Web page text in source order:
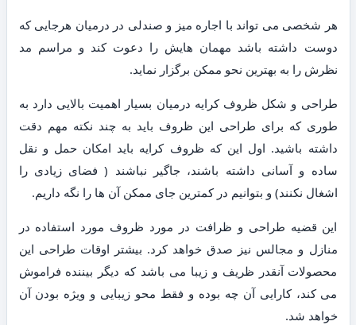
هر شخصی می تواند با اجاره میز و صندلی در درمیان هرجایی که
دوست داشته باشد مهمان هایش را دعوت کند و مراسم مد
نظرش را به بهترین نحو ممکن برگزار نماید.
طراحی و شکل ظروف کرایه درمیان بسیار اهمیت بالایی دارد به
طوری که برای طراحی این ظروف باید به چند نکته مهم دقت
داشته باشید. اول این که ظروف کرایه باید امکان حمل و نقل
ساده و آسانی داشته باشند، جاگیر نباشند ( فضای زیادی را
اشغال نکنند) و بتوانیم در کمترین جای ممکن آن ها را نگه داریم.
این قضیه طراحی و ظرافت در مورد ظروف مورد استفاده در
منازل و مجالس نیز صدق خواهد کرد. بیشتر اوقات طراحی این
محصولات آنقدر ظریف و زیبا می باشد که دیگر بیننده فراموش
می کند، کارایی آن چه بوده و فقط محو زیبایی و ویژه بودن آن
خواهد شد.